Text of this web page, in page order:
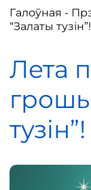
Галоўная -
“Залаты тузін”!
Лета
тузін”!